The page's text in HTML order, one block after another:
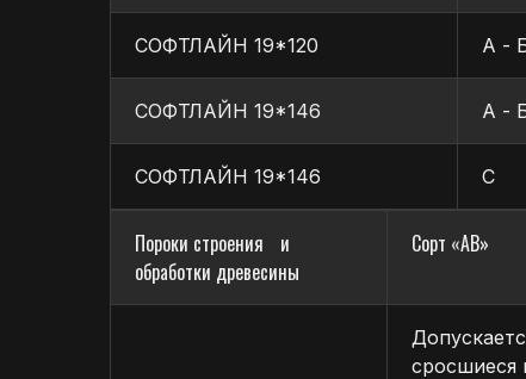
СОФТЛАЙН 19*120 А -
СОФТЛАЙН 19*146 А -
СОФТЛАЙН 19*146 С
В древесине деталей софтлайн не допускаются
превышающие нормы, указанные в таблице
ВЛАЖНОСТЬ ДРЕВЕСИНЫ ДОЛЖНА БЫТЬ, % :
Осуществляется по согласованному графику в
Доставка производится собственной службой или
Возможны разные способы оплаты — безналичный
Предварительная оплата или оплата по
Все платежи подтверждаются официальными
Пороки строения и
обработки древесины
Сорт «АВ»
сросшиеся